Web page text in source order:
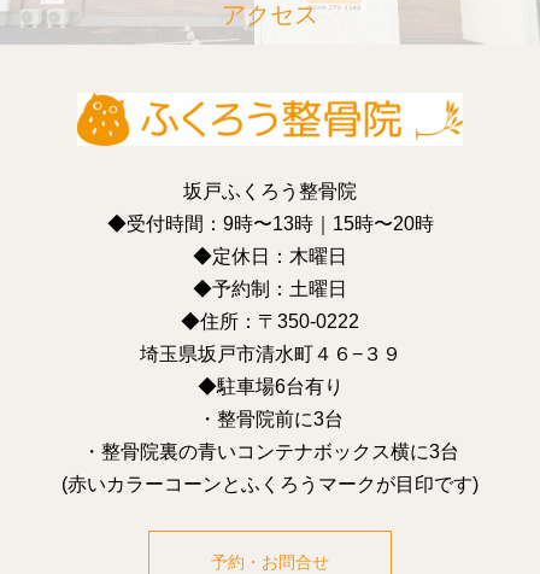
アクセス
坂戸ふくろう整骨院
◆受付時間：9時〜13時｜15時〜20時
◆定休日：木曜日
◆予約制：土曜日
◆住所：〒350-0222
埼玉県坂戸市清水町４６−３９
◆駐車場6台有り
・整骨院前に3台
・整骨院裏の青いコンテナボックス横に3台
(赤いカラーコーンとふくろうマークが目印です)
予約・お問合せ